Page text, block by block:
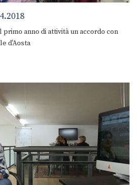
anno di attività un accordo con
d'Aosta